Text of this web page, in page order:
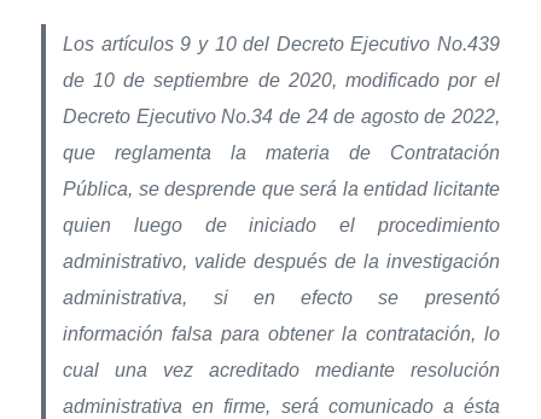
Los artículos 9 y 10 del Decreto Ejecutivo No.439
de 10 de septiembre de 2020, modificado por el
Decreto Ejecutivo No.34 de 24 de agosto de 2022,
que reglamenta la materia de Contratación
Pública, se desprende que será la entidad licitante
quien luego de iniciado el procedimiento
administrativo, valide después de la investigación
administrativa, si en efecto se presentó
información falsa para obtener la contratación, lo
cual una vez acreditado mediante resolución
administrativa en firme, será comunicado a ésta